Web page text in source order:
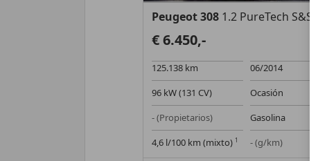
Peugeot 308 1.2 PureTech S&S Allure 130
€ 6.450,-
125.138 km
06/2014
96 kW (131 CV)
Ocasión
- (Propietarios)
Gasolina
4,6 l/100 km (mixto) 1 - (g/km)